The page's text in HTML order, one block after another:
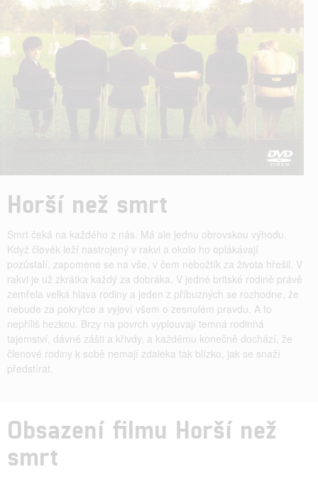
Horší než smrt
Smrt čeká na každého z nás. Má ale jednu obrovskou výhodu.
Když člověk leží nastrojený v rakvi a okolo ho oplákávají
pozůstalí, zapomene se na vše, v čem nebožtík za života hřešil. V
rakvi je už zkrátka každý za dobráka. V jedné britské rodině právě
zemřela velká hlava rodiny a jeden z příbuzných se rozhodne, že
nebude za pokrytce a vyjeví všem o zesnulém pravdu. A to
nepříliš hezkou. Brzy na povrch vyplouvají temná rodinná
tajemství, dávné zášti a křivdy, a každému konečně dochází, že
členové rodiny k sobě nemají zdaleka tak blízko, jak se snaží
předstírat.
Obsazení filmu Horší než
smrt